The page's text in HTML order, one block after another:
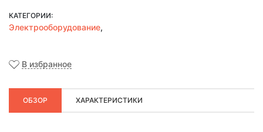
КАТЕГОРИИ:
Электрооборудование,
В избранное
ОБЗОР ХАРАКТЕРИСТИКИ